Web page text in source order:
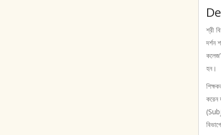
শ্রী
দর্শন
হন।
করেন